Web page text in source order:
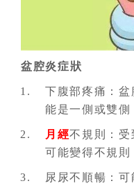
盆腔炎症狀
下腹部疼痛：
能是一側或雙側
月經不規則：受
可能變得不規則
尿尿不順暢：